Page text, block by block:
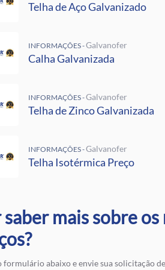
Metalon
Preço M2
Zinco Galvanizada
Aço Galvanizado
Fibra de Vidro
SP
Telha de Aço Galvanizado
INFORMAÇÕES -Galvanofer
Calha Galvanizada
INFORMAÇÕES -Galvanofer
Telha de Zinco Galvanizada
INFORMAÇÕES -Galvanofer
Telha Isotérmica Preço
mais sobre os
formulário abaixo e envie sua solicitação